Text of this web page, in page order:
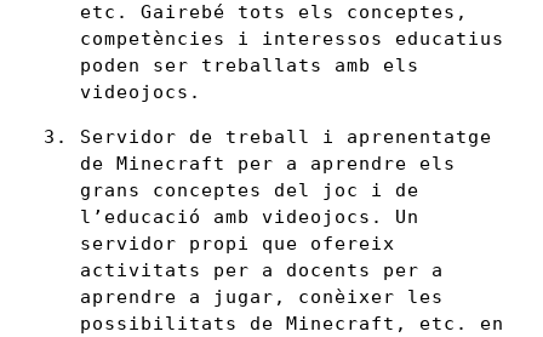
etc. Gairebé tots els conceptes,
competències i interessos educatius
poden ser treballats amb els
videojocs.
Servidor de treball i aprenentatge
de Minecraft per a aprendre els
grans conceptes del joc i de
l’educació amb videojocs. Un
servidor propi que ofereix
activitats per a docents per a
aprendre a jugar, conèixer les
possibilitats de Minecraft, etc. en